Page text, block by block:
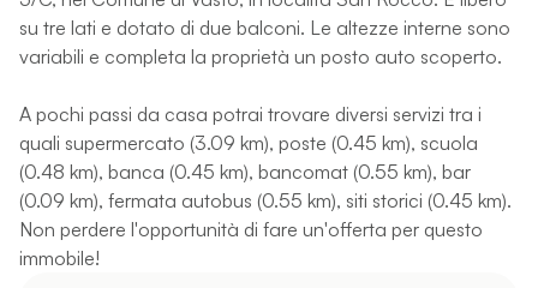
su tre lati e dotato di due balconi. Le altezze interne sono
variabili e completa la proprietà un posto auto scoperto.
A pochi passi da casa potrai trovare diversi servizi tra i
quali supermercato (3.09 km), poste (0.45 km), scuola
(0.48 km), banca (0.45 km), bancomat (0.55 km), bar
(0.09 km), fermata autobus (0.55 km), siti storici (0.45 km).
Non perdere l'opportunità di fare un'offerta per questo
immobile!